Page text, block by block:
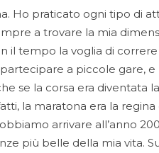
Ho praticato ogni tipo di
a trovare la mia
il tempo la voglia di
a piccole gare,
se la corsa era diventata
la maratona era la
arrivare all’anno
più belle della mia vita.